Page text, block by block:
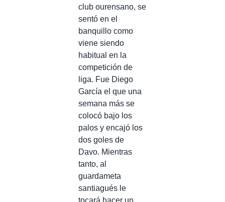
club ourensano, se
sentó en el
banquillo como
viene siendo
habitual en la
competición de
liga. Fue Diego
García el que una
semana más se
colocó bajo los
palos y encajó los
dos goles de
Davo. Mientras
tanto, al
guardameta
santiagués le
tocará hacer un